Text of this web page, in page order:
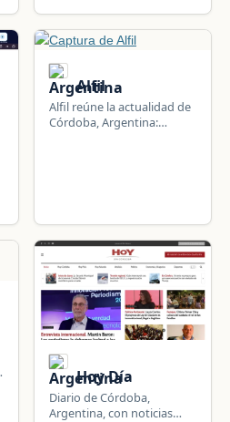
actualidad provincial y
nacional.
Alfil
Alfil reúne la actualidad de
Córdoba, Argentina:
Hoy Día
Diario de Córdoba,
Argentina, con noticias